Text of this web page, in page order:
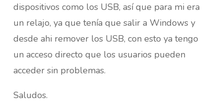
dispositivos como los USB, así que para mi era
un relajo, ya que tenía que salir a Windows y
desde ahi remover los USB, con esto ya tengo
un acceso directo que los usuarios pueden
acceder sin problemas.
Saludos.